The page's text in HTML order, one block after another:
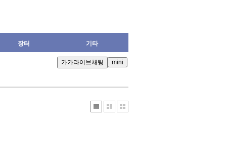
장터 기타